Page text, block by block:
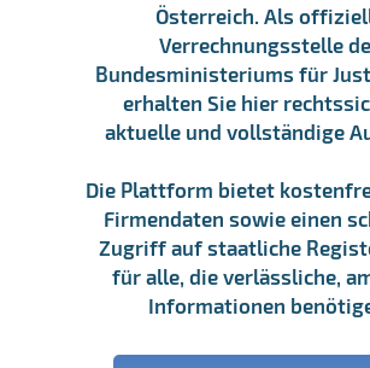
Österreich. Als
Verrechnungsstelle
Bundesministeriums für
erhalten Sie hier
aktuelle und vollständige
Die Plattform bietet
Firmendaten sowie einen
Zugriff auf staatliche
für alle, die verlässliche,
Informationen